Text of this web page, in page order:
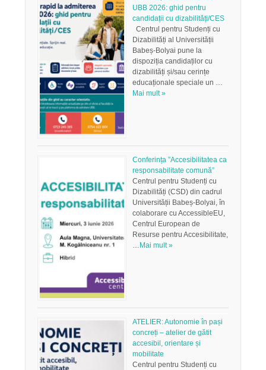
UBB 2026: ghid pentru
candidații cu dizabilități/CES
Centrul pentru Studenți cu
Dizabilități al Universității
Babeș-Bolyai pune la
dispoziția candidaților cu
dizabilități și/sau cerințe
educaționale speciale un …
Mai mult »
Conferința ”Accesibilitatea ca
responsabilitate comună”
Centrul pentru Studenți cu
Dizabilități (CSD) din cadrul
Universității Babeș-Bolyai, în
colaborare cu AccessibleEU,
Centrul European de
Resurse pentru Accesibilitate,
Mai mult »
ATELIER: Autonomie în pași
concreți – atelier de gătit
accesibil, orientare și
mobilitate
Centrul pentru Studenți cu